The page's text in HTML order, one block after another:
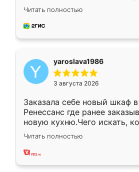
недели кухня была уже
довольны работой. Спасибо
мебель за качественную
Читать полностью
yaroslava1986
3 августа 2026
Заказала себе новый шкаф
Ренессанс где ранее
новую кухню.Чего искать,
вполне довольна. Служит
два года, нареканий нет.
Читать полностью